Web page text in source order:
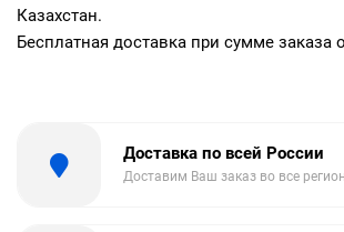
Казахстан.
Бесплатная доставка при сумме заказа
Доставка по всей России
Доставим Ваш заказ во все